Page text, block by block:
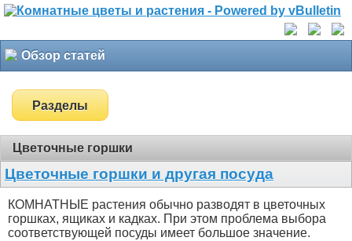
Обзор статей
Разделы
Цветочные горшки
Цветочные горшки и другая посуда
КОМНАТНЫЕ растения обычно разводят в цветочных
горшках, ящиках и кадках. При этом проблема выбора
соответствующей посуды имеет большое значение.